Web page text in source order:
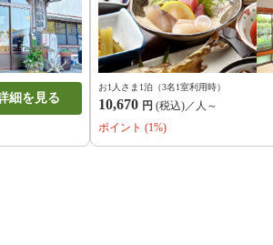
細を見る
お1人さま1泊（3名1室利用時）
10,670 円 (税込)／人～
ポイント (1%)